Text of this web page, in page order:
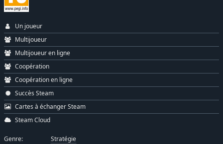
Un joueur
Multijoueur
Multijoueur en ligne
Coopération
Coopération en ligne
Succès Steam
Cartes à échanger Steam
Steam Cloud
Genre:
Stratégie